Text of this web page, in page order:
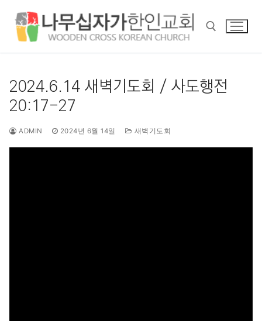
2024.6.14 새벽기도회 / 사도행전
20:17-27
ADMIN 2024년 6월 14일 새벽기도회